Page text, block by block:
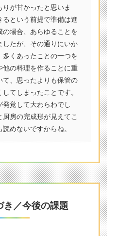
が甘かったと思いま
という前提で準備は進
場合、あらゆることを
したが、その通りにいか
多くあったことの一つを
他の料理を作ることに重
て、思ったよりも保管の
てしまったことです。
覚して大わらわでし
房の完成形が見えてこ
めないですからね。
き／今後の課題